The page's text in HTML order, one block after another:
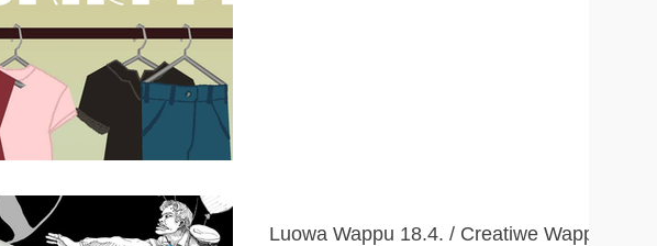
Luowa Wappu 18.4. / Creatiwe Wappu